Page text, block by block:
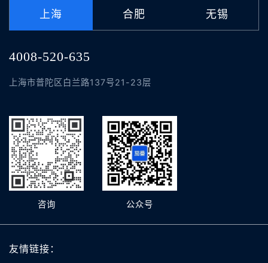
上海 合肥 无锡
4008-520-635
上海市普陀区白兰路137号21-23层
咨询 公众号
友情链接：